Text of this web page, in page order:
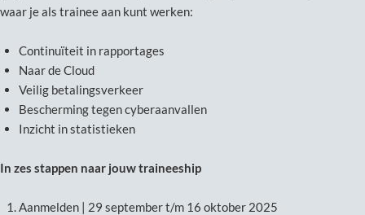
waar je als trainee aan kunt werken:
Continuïteit in rapportages
Naar de Cloud
Veilig betalingsverkeer
Bescherming tegen cyberaanvallen
Inzicht in statistieken
In zes stappen naar jouw traineeship
Aanmelden | 29 september t/m 16 oktober 2025